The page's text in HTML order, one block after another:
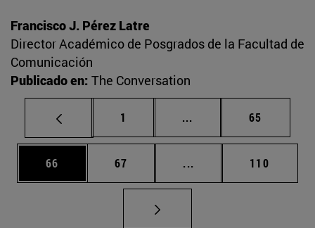
Francisco J. Pérez Latre
Director Académico de Posgrados de la Facultad de
Comunicación
Publicado en: The Conversation
Página
1 ... Páginas intermedias
Página
65
Página
66 Página
67 ... Páginas intermedias
Página
110